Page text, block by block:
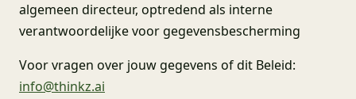
algemeen directeur, optredend als interne
verantwoordelijke voor gegevensbescherming
Voor vragen over jouw gegevens of dit Beleid:
info@thinkz.ai